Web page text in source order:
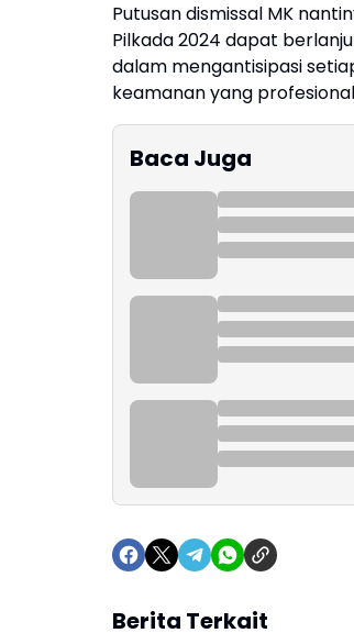
Putusan dismissal MK
Pilkada 2024 dapat
dalam mengantisipasi
keamanan yang
Baca Juga
Berita Terkait